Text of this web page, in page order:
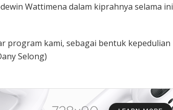
Wattimena dalam kiprahnya selama ini
program kami, sebagai bentuk kepedulian
Selong)